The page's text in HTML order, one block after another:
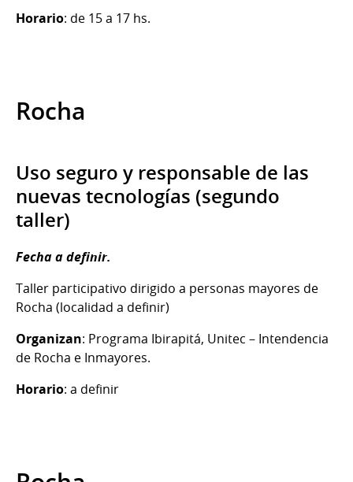
Horario: de 15 a 17 hs.
Rocha
Uso seguro y responsable de las
nuevas tecnologías (segundo
taller)
Fecha a definir.
Taller participativo dirigido a personas mayores de
Rocha (localidad a definir)
Organizan: Programa Ibirapitá, Unitec – Intendencia
de Rocha e Inmayores.
Horario: a definir